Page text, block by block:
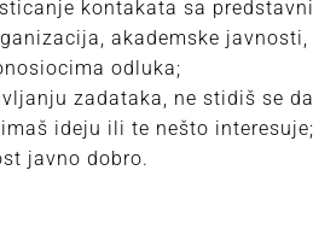
kontakata sa
akademske
odluka;
zadataka, ne stidiš se
ideju ili te nešto interesuje;
javno dobro.